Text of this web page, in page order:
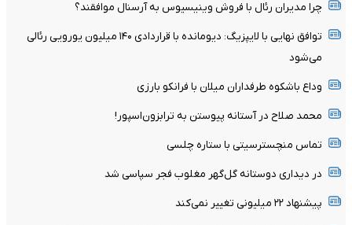
چرا مدیران رئال با فروش وینیسیوس به آرسنال موافقند؟
توافق نهایی با لایپزیگ: دیومانده با قراردادی ۱۴۰ میلیون یورویی رئالی
می‌شود
وداع باشکوه طرفداران میلان با فرانکو بارزی
محمد صلاح در آستانه پیوستن به ترابزون‌اسپور!
تماس منچسترسیتی با ستاره چلسی
در دیداری دوستانه گل‌گهر مغلوب فجر سپاسی شد
پیشنهاد ۲۲ میلیونی تغییر نمی‌کند